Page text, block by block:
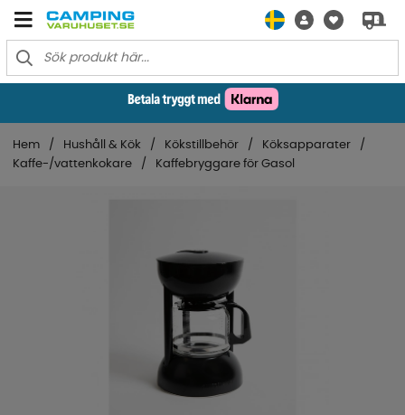
Hem Hushåll & Kök Kökstillbehör
Köksapparater
Kaffe-/vattenkokare
Kaffebryggare för Gasol